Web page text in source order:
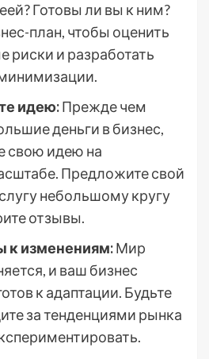
Готовы ли вы к ним?
план, чтобы оценить
риски и разработать
идею:Прежде чем
деньги в бизнес,
свою идею на
Предложите свой
небольшому кругу
отзывы.
к изменениям:Мир
и ваш бизнес
к адаптации. Будьте
за тенденциями рынка